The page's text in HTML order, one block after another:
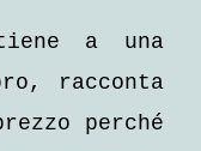
a una
racconta
perché